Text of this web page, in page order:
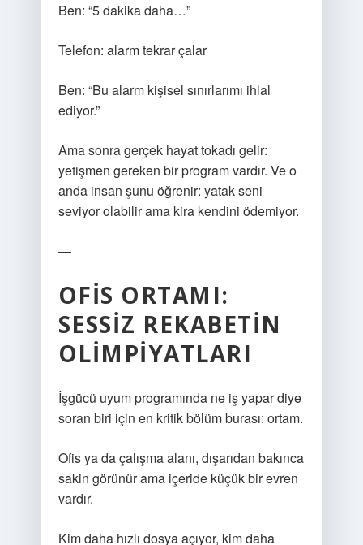
Ben: “5 dakika daha…”
Telefon: alarm tekrar çalar
Ben: “Bu alarm kişisel sınırlarımı ihlal
ediyor.”
Ama sonra gerçek hayat tokadı gelir:
yetişmen gereken bir program vardır. Ve o
anda insan şunu öğrenir: yatak seni
seviyor olabilir ama kira kendini ödemiyor.
—
OFIS ORTAMI:
SESSIZ REKABETIN
OLIMPIYATLARI
İşgücü uyum programında ne iş yapar diye
soran biri için en kritik bölüm burası: ortam.
Ofis ya da çalışma alanı, dışarıdan bakınca
sakin görünür ama içeride küçük bir evren
vardır.
Kim daha hızlı dosya açıyor, kim daha